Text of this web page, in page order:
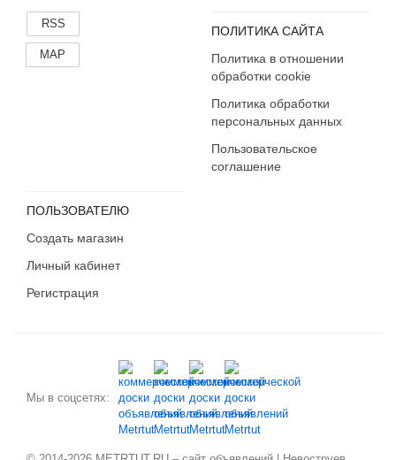
Калмыкия
Калужская область
Камчатский край
Красноярский край
Крым
Курганская область
Липецкая область
Магаданская область
Марий Эл
Москва
RSS
MAP
ПОЛИТИКА САЙТА
Политика в отношении
обработки cookie
Политика обработки
персональных данных
Пользовательское
соглашение
ПОЛЬЗОВАТЕЛЮ
Создать магазин
Личный кабинет
Регистрация
Мы в соцсетях: